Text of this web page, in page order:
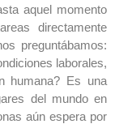
aquel momento
directamente
preguntábamos:
laborales,
humana? Es una
del mundo en
aún espera por